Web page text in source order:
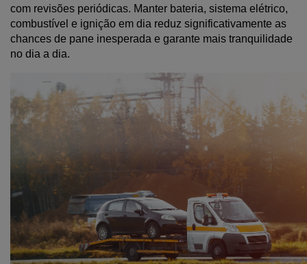
com revisões periódicas. Manter bateria, sistema elétrico,
combustível e ignição em dia reduz significativamente as
chances de pane inesperada e garante mais tranquilidade
no dia a dia.